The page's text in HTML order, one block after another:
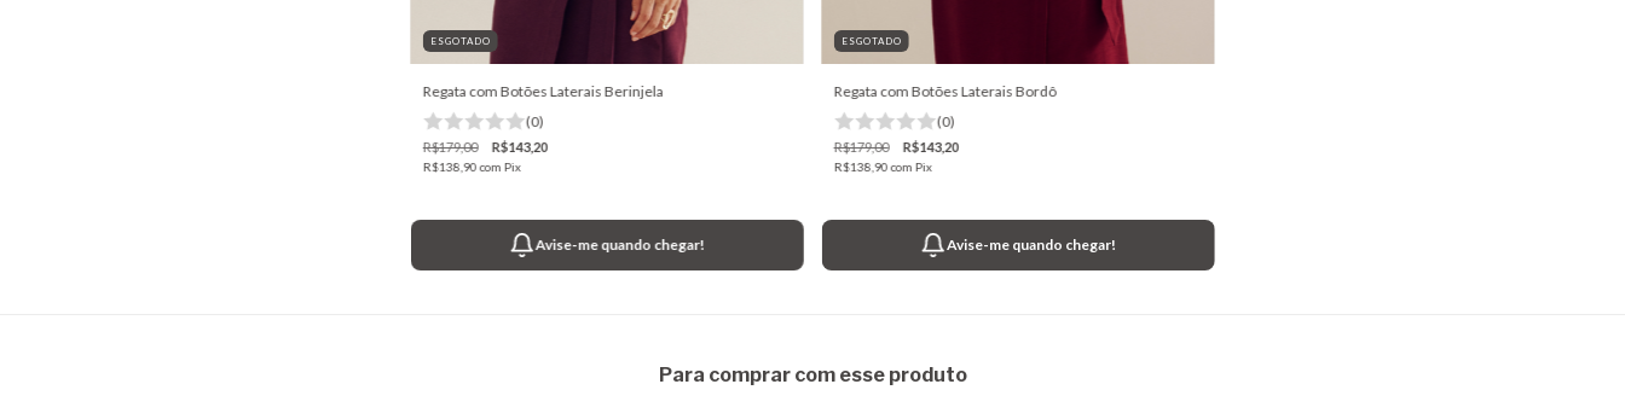
ESGOTADO
Regata com Botões Laterais Berinjela
(0)
R$179,00 R$143,20
R$138,90com Pix
Avise-me quando chegar!
ESGOTADO
Regata com Botões Laterais Bordô
(0)
R$179,00 R$143,20
R$138,90com Pix
Avise-me quando chegar!
Para comprar com esse produto